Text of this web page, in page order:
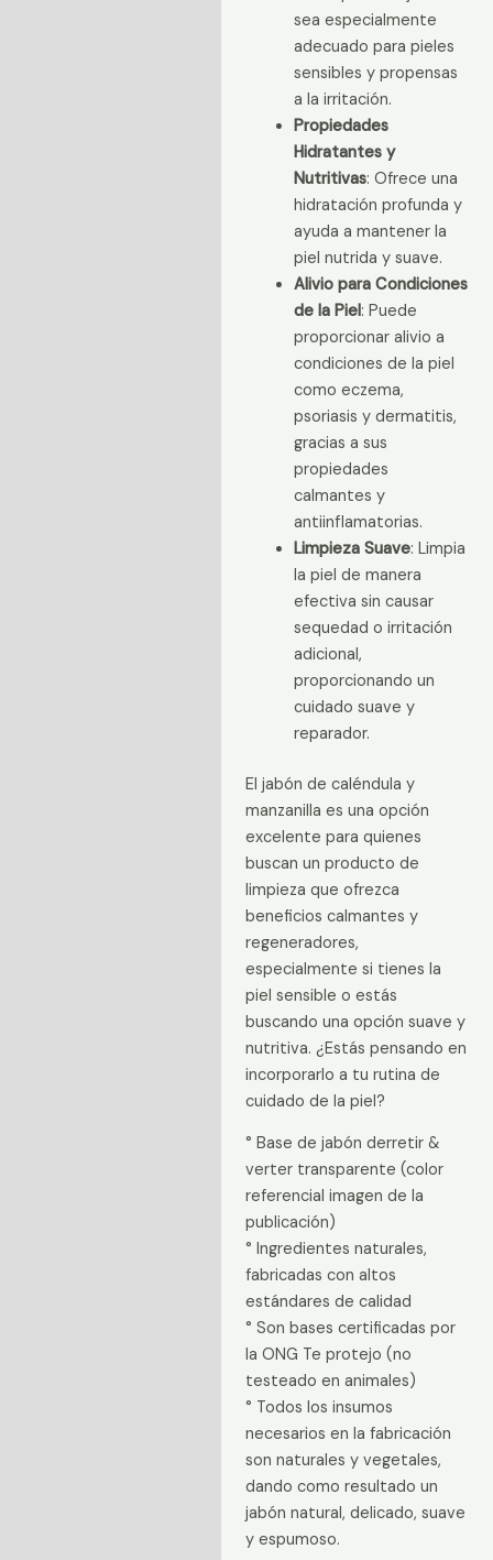
sea especialmente
adecuado para pieles
sensibles y propensas
a la irritación.
Propiedades
Hidratantes y
Nutritivas: Ofrece una
hidratación profunda y
ayuda a mantener la
piel nutrida y suave.
Alivio para Condiciones
de la Piel: Puede
proporcionar alivio a
condiciones de la piel
como eczema,
psoriasis y dermatitis,
gracias a sus
propiedades
calmantes y
antiinflamatorias.
Limpieza Suave: Limpia
la piel de manera
efectiva sin causar
sequedad o irritación
adicional,
proporcionando un
cuidado suave y
reparador.
El jabón de caléndula y
manzanilla es una opción
excelente para quienes
buscan un producto de
limpieza que ofrezca
beneficios calmantes y
regeneradores,
especialmente si tienes la
piel sensible o estás
buscando una opción suave y
nutritiva. ¿Estás pensando en
incorporarlo a tu rutina de
cuidado de la piel?
° Base de jabón derretir &
verter transparente (color
referencial imagen de la
publicación)
° Ingredientes naturales,
fabricadas con altos
estándares de calidad
° Son bases certificadas por
la ONG Te protejo (no
testeado en animales)
° Todos los insumos
necesarios en la fabricación
son naturales y vegetales,
dando como resultado un
jabón natural, delicado, suave
y espumoso.